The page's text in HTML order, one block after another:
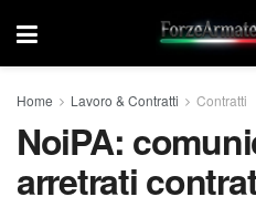
Home Lavoro & Contratti Contratti
NoiPA:
arretrati